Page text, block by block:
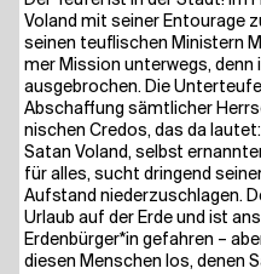
Voland mit sei­ner Entou­ra­ge
sei­nen teuf­li­schen Minis­tern
mer Mis­si­on unter­wegs, denn
aus­ge­bro­chen. Die
Abschaf­fung sämt­li­cher
ni­schen Cre­dos, das da lau­tet:
Satan Voland, selbst
für alles, sucht drin­gend
Auf­stand nie­der­zu­schla­gen.
Urlaub auf der Erde und ist
Erdenbürger*in gefah­ren –
die­sen Men­schen los, denen